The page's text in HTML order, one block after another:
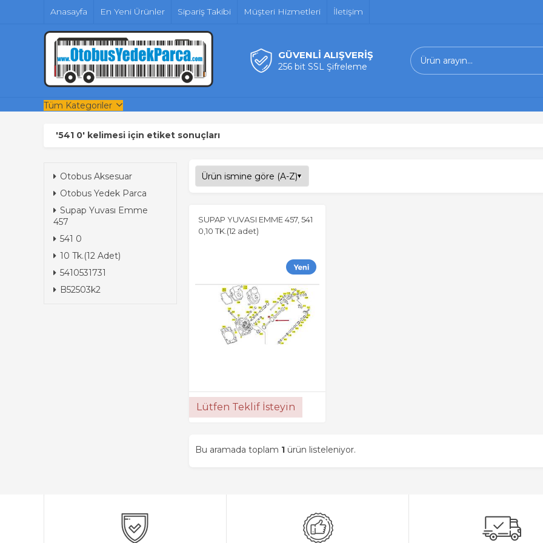
Anasayfa En Yeni Ürünler Sipariş Takibi Müşteri Hizmetleri İletişim
GÜVENLİ ALIŞVERİŞ
256 bit SSL Şifreleme
Tüm Kategoriler
'541 0' kelimesi için etiket sonuçları
Otobus Aksesuar
Otobus Yedek Parca
Supap Yuvası Emme
457
541 0
10 Tk.(12 Adet)
5410531731
B52503k2
SUPAP YUVASI EMME 457, 541
0,10 TK.(12 adet)
Lütfen Teklif İsteyin
Bu aramada toplam 1 ürün listeleniyor.